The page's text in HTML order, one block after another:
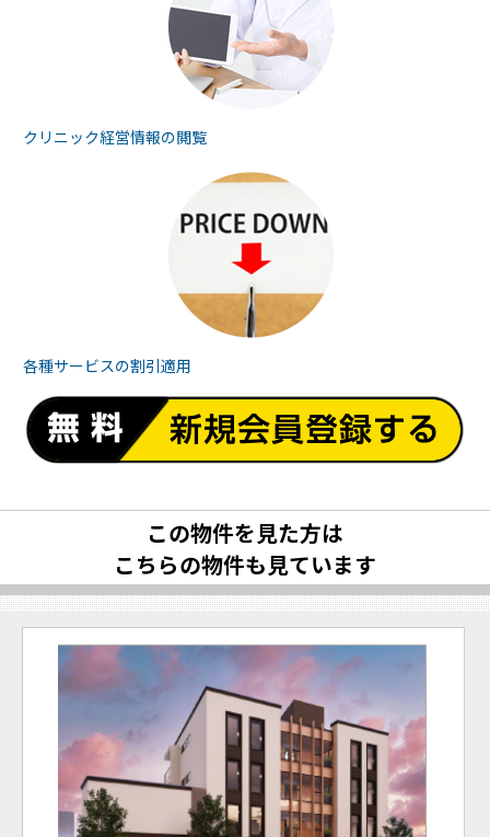
クリニック経営情報の閲覧
各種サービスの割引適用
この物件を見た方は
こちらの物件も見ています